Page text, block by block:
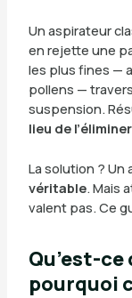
Un aspirateur
en rejette une
les plus fines —
pollens —
suspension.
lieu de l’éliminer
La solution ? Un
véritable. Mais
valent pas. Ce
Qu’est-ce
pourquoi